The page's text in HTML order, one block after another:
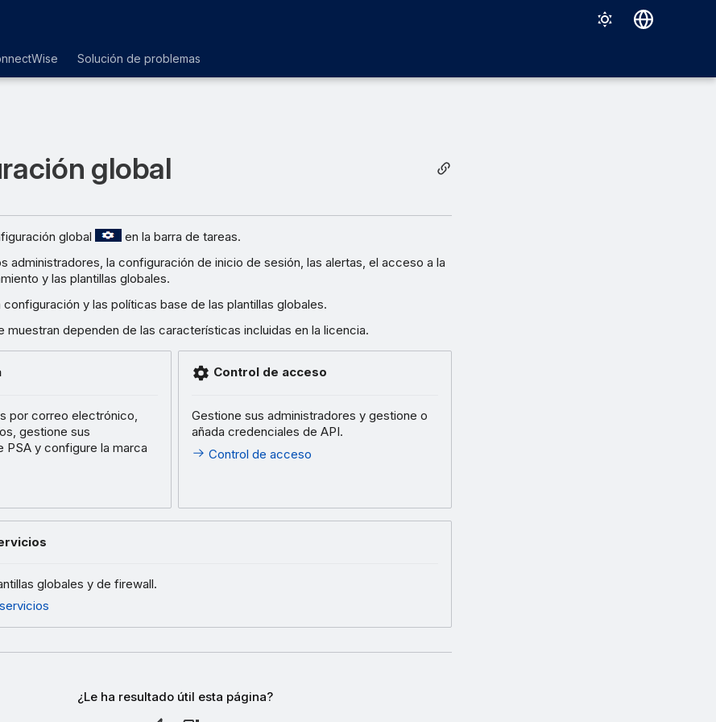
Solución de problemas
global
global
en la barra de tareas.
administradores, la configuración de inicio de sesión, las alertas, el acceso a la
y las plantillas globales.
configuración y las políticas base de las plantillas globales.
muestran dependen de las características incluidas en la licencia.
por correo electrónico,
gestione sus
PSA y configure la marca
Control de acceso
Gestione sus administradores y gestione o
añada credenciales de API.
Control de acceso
globales y de firewall.
¿Le ha resultado útil esta página?